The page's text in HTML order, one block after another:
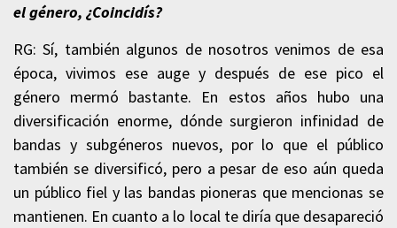
el género, ¿Coincidís?
RG: Sí, también algunos de nosotros venimos de esa
época, vivimos ese auge y después de ese pico el
género mermó bastante. En estos años hubo una
diversificación enorme, dónde surgieron infinidad de
bandas y subgéneros nuevos, por lo que el público
también se diversificó, pero a pesar de eso aún queda
un público fiel y las bandas pioneras que mencionas se
mantienen. En cuanto a lo local te diría que desapareció